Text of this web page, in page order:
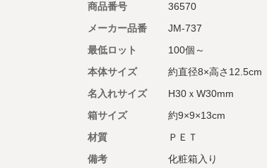
商品番号
36570
メーカー品番
JM-737
最低ロット
100個～
本体サイズ
約直径8×高さ12.5cm
名入れサイズ
H30ｘW30mm
箱サイズ
約9×9×13cm
材質
ＰＥＴ
備考
化粧箱入り